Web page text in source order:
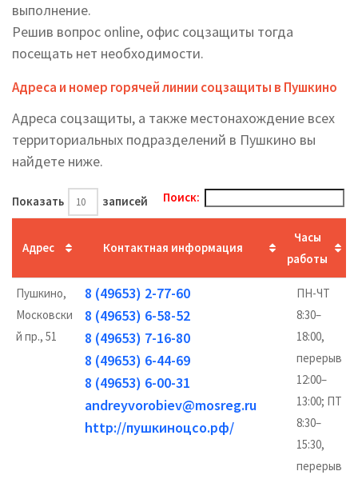
выполнение.
Решив вопрос online, офис соцзащиты тогда
посещать нет необходимости.
Адреса и номер горячей линии соцзащиты в Пушкино
Адреса соцзащиты, а также местонахождение всех
территориальных подразделений в Пушкино вы
найдете ниже.
Показать записей Поиск:
Адрес Контактная информация
Часы
работы
Пушкино,
Московски
й пр., 51
8 (49653) 2-77-60
8 (49653) 6-58-52
8 (49653) 7-16-80
8 (49653) 6-44-69
8 (49653) 6-00-31
andreyvorobiev@mosreg.ru
http://пушкиноцсо.рф/
ПН-ЧТ
8:30–
18:00,
перерыв
12:00–
13:00; ПТ
8:30–
15:30,
перерыв